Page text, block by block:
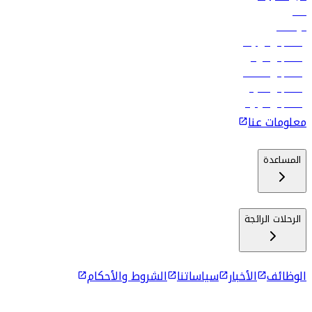
فنادق
الوظائف
رحلات إلى تبيليسي
رحلات إلى الرياض
رحلات إلى مسقط
رحلات إلى ماليه
رحلات إلى كولومبو
معلومات عنا
المساعدة
الرحلات الرائجة
الوظائف الأخبار سياساتنا الشروط والأحكام